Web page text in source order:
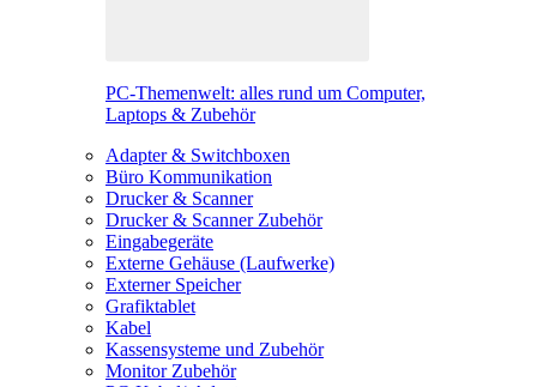
PC-Themenwelt: alles rund um Computer,
Laptops & Zubehör
Adapter & Switchboxen
Büro Kommunikation
Drucker & Scanner
Drucker & Scanner Zubehör
Eingabegeräte
Externe Gehäuse (Laufwerke)
Externer Speicher
Grafiktablet
Kabel
Kassensysteme und Zubehör
Monitor Zubehör